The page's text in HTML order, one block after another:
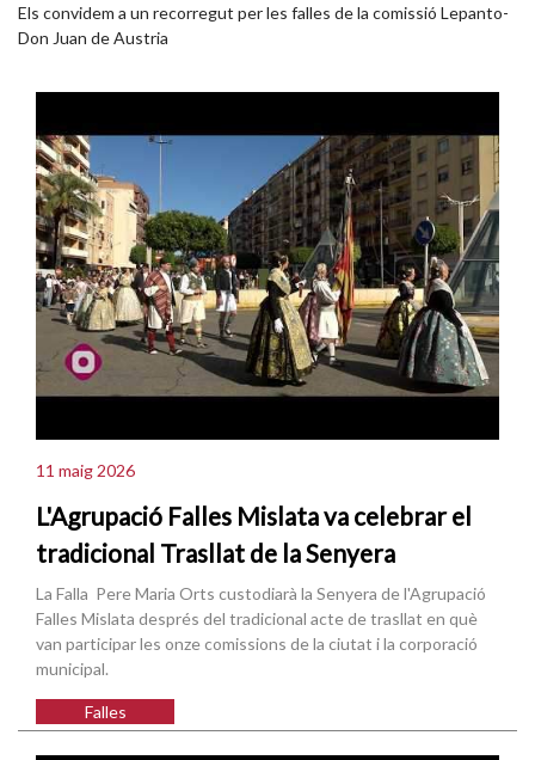
Els convidem a un recorregut per les falles de la comissió Lepanto-
Don Juan de Austria
11 maig 2026
L'Agrupació Falles Mislata va celebrar el
tradicional Trasllat de la Senyera
La Falla Pere Maria Orts custodiarà la Senyera de l'Agrupació
Falles Mislata després del tradicional acte de trasllat en què
van participar les onze comissions de la ciutat i la corporació
municipal.
Falles